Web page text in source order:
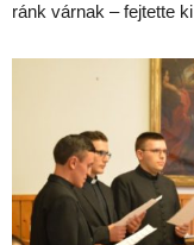
ránk várnak – fejtette